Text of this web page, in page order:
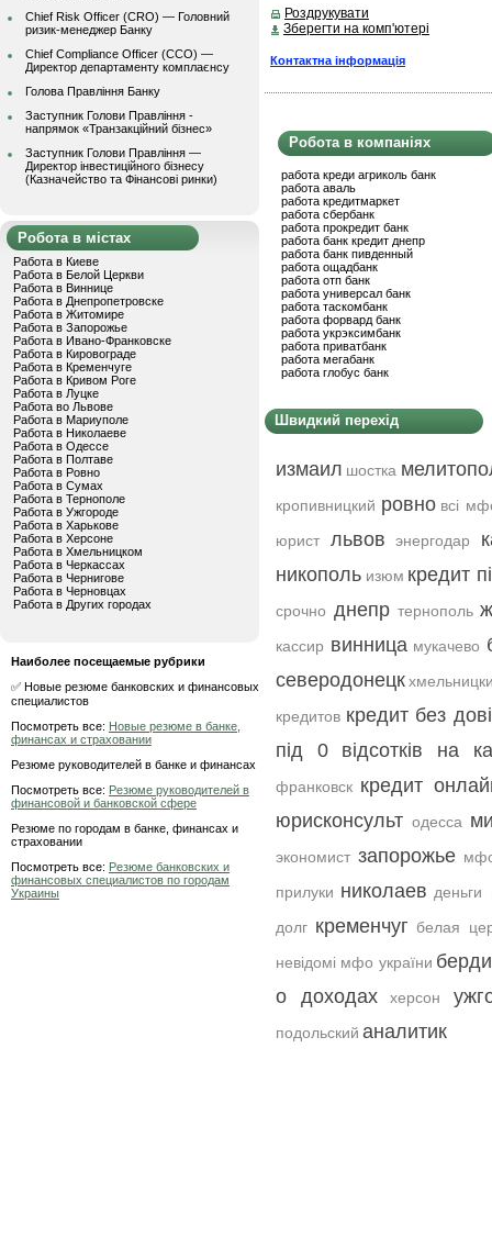
Chief Risk Officer (CRO) — Головний
ризик-менеджер Банку
Chief Compliance Officer (CCO) —
Директор департаменту комплаєнсу
Голова Правління Банку
Заступник Голови Правління -
напрямок «Транзакційний бізнес»
Заступник Голови Правління —
Директор інвестиційного бізнесу
(Казначейство та Фінансові ринки)
Робота в містах
Работа в Киеве
Работа в Белой Церкви
Работа в Виннице
Работа в Днепропетровске
Работа в Житомире
Работа в Запорожье
Работа в Ивано-Франковске
Работа в Кировограде
Работа в Кременчуге
Работа в Кривом Роге
Работа в Луцке
Работа во Львове
Работа в Мариуполе
Работа в Николаеве
Работа в Одессе
Работа в Полтаве
Работа в Ровно
Работа в Сумах
Работа в Тернополе
Работа в Ужгороде
Работа в Харькове
Работа в Херсоне
Работа в Хмельницком
Работа в Черкассах
Работа в Чернигове
Работа в Черновцах
Работа в Других городах
Наиболее посещаемые рубрики
✅ Новые резюме банковских и финансовых
специалистов
Посмотреть все: Новые резюме в банке,
финансах и страховании
Резюме руководителей в банке и финансах
Посмотреть все: Резюме руководителей в
финансовой и банковской сфере
Резюме по городам в банке, финансах и
страховании
Посмотреть все: Резюме банковских и
финансовых специалистов по городам
Украины
Роздрукувати
Зберегти на комп'ютері
Контактна інформація
Робота в компаніях
работа креди агриколь банк
работа аваль
работа кредитмаркет
работа сбербанк
работа прокредит банк
работа банк кредит днепр
работа банк пивденный
работа ощадбанк
работа отп банк
работа универсал банк
работа таскомбанк
работа форвард банк
работа укрэксимбанк
работа приватбанк
работа мегабанк
работа глобус банк
Швидкий перехід
измаил шостка
кропивницкий ровно всі
юрист
львов энергодар
никополь изюм кредит
срочно днепр тернополь
кассир винница мукачево
северодонецк
кредитов кредит без
під 0 відсотків на
франковск кредит
юрисконсульт одесса
экономист запорожье
прилуки николаев деньги
долг кременчуг белая
невідомі мфо україни
о доходах
херсон
подольский аналитик